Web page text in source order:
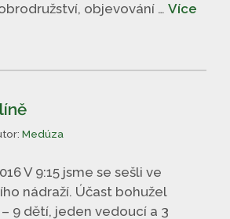
objevování … Více
Medúza
V 9:15 jsme se sešli ve
nádraží. Účast bohužel
9 dětí, jeden vedoucí a 3